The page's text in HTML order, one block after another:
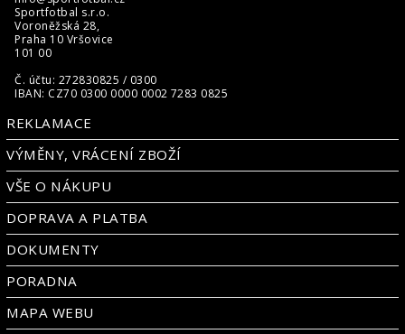
Sportfotbal s.r.o.
Voroněžská 28,
Praha 10 Vršovice
101 00
Č. účtu: 272830825 / 0300
IBAN: CZ70 0300 0000 0002 7283 0825
REKLAMACE
VÝMĚNY, VRÁCENÍ ZBOŽÍ
VŠE O NÁKUPU
DOPRAVA A PLATBA
DOKUMENTY
PORADNA
MAPA WEBU